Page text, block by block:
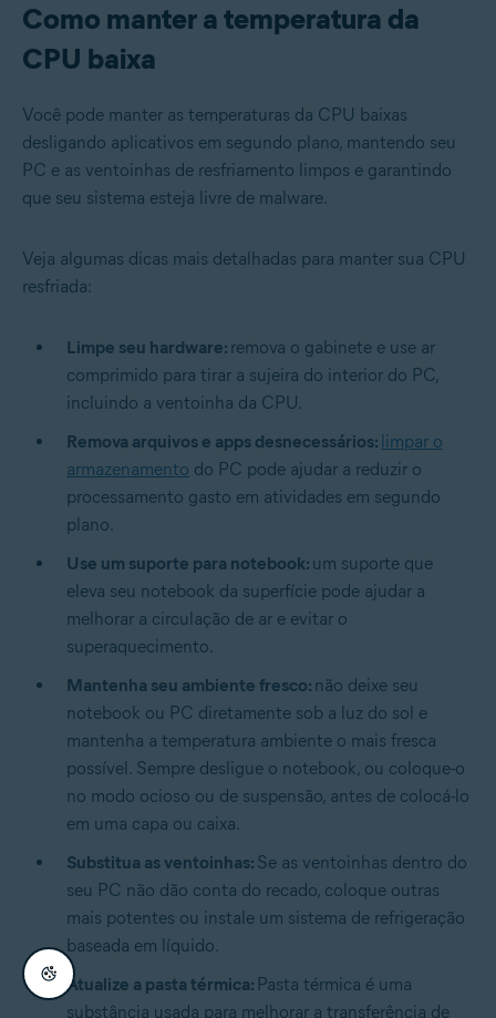
Como manter a temperatura da
CPU baixa
Você pode manter as temperaturas da CPU baixas
desligando aplicativos em segundo plano, mantendo seu
PC e as ventoinhas de resfriamento limpos e garantindo
que seu sistema esteja livre de malware.
Veja algumas dicas mais detalhadas para manter sua CPU
resfriada:
Limpe seu hardware: remova o gabinete e use ar
comprimido para tirar a sujeira do interior do PC,
incluindo a ventoinha da CPU.
Remova arquivos e apps desnecessários: limpar o
armazenamento do PC pode ajudar a reduzir o
processamento gasto em atividades em segundo
plano.
Use um suporte para notebook: um suporte que
eleva seu notebook da superfície pode ajudar a
melhorar a circulação de ar e evitar o
superaquecimento.
Mantenha seu ambiente fresco: não deixe seu
notebook ou PC diretamente sob a luz do sol e
mantenha a temperatura ambiente o mais fresca
possível. Sempre desligue o notebook, ou coloque-o
no modo ocioso ou de suspensão, antes de colocá-lo
em uma capa ou caixa.
Substitua as ventoinhas: Se as ventoinhas dentro do
seu PC não dão conta do recado, coloque outras
mais potentes ou instale um sistema de refrigeração
baseada em líquido.
Atualize a pasta térmica: Pasta térmica é uma
substância usada para melhorar a transferência de